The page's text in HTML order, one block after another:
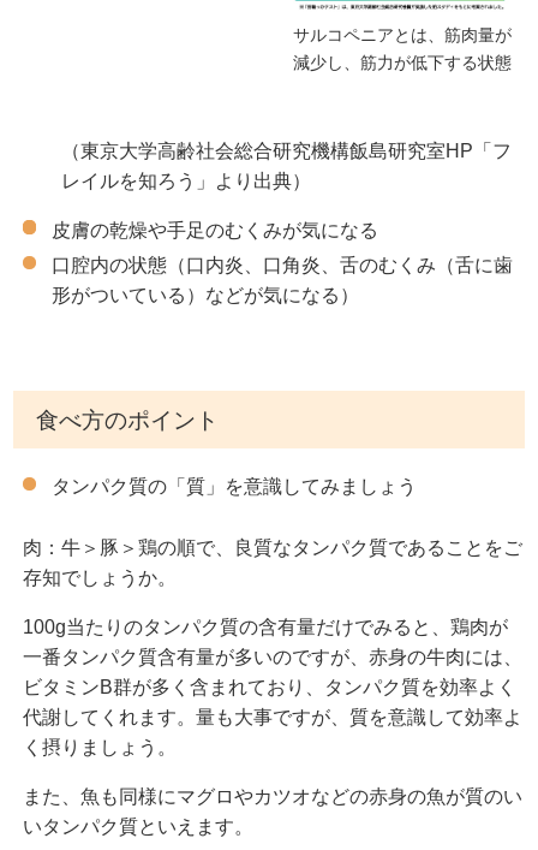
サルコペニアとは、筋肉量が
減少し、筋力が低下する状態
（東京大学高齢社会総合研究機構飯島研究室HP「フ
レイルを知ろう」より出典）
皮膚の乾燥や手足のむくみが気になる
口腔内の状態（口内炎、口角炎、舌のむくみ（舌に歯
形がついている）などが気になる）
食べ方のポイント
タンパク質の「質」を意識してみましょう
肉：牛＞豚＞鶏の順で、良質なタンパク質であることをご
存知でしょうか。
100g当たりのタンパク質の含有量だけでみると、鶏肉が
一番タンパク質含有量が多いのですが、赤身の牛肉には、
ビタミンB群が多く含まれており、タンパク質を効率よく
代謝してくれます。量も大事ですが、質を意識して効率よ
く摂りましょう。
また、魚も同様にマグロやカツオなどの赤身の魚が質のい
いタンパク質といえます。